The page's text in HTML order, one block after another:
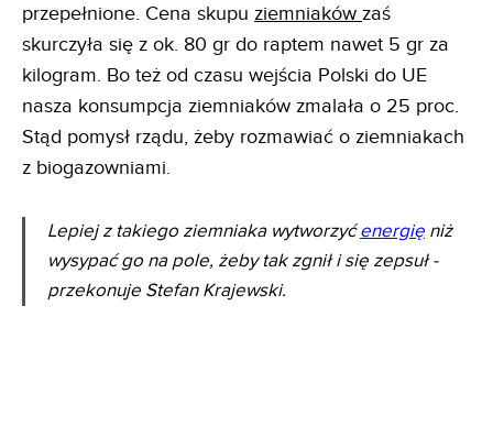
przepełnione. Cena skupu ziemniaków zaś
skurczyła się z ok. 80 gr do raptem nawet 5 gr za
kilogram. Bo też od czasu wejścia Polski do UE
nasza konsumpcja ziemniaków zmalała o 25 proc.
Stąd pomysł rządu, żeby rozmawiać o ziemniakach
z biogazowniami.
Lepiej z takiego ziemniaka wytworzyćenergię niż
wysypać go na pole, żeby tak zgnił i się zepsuł -
przekonuje Stefan Krajewski.